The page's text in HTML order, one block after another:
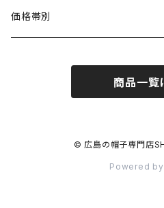
布帛（布・ニット・レザー等）
キャスケット
CA4LA / カシラ
La Maison de Lyllis / ラメゾンド
MIGHTY SHINE / マイティシャイ
価格帯別
5,501〜11,000円
11,001円～15,000円
商品一覧
© 広島の帽子専門店
Powered by